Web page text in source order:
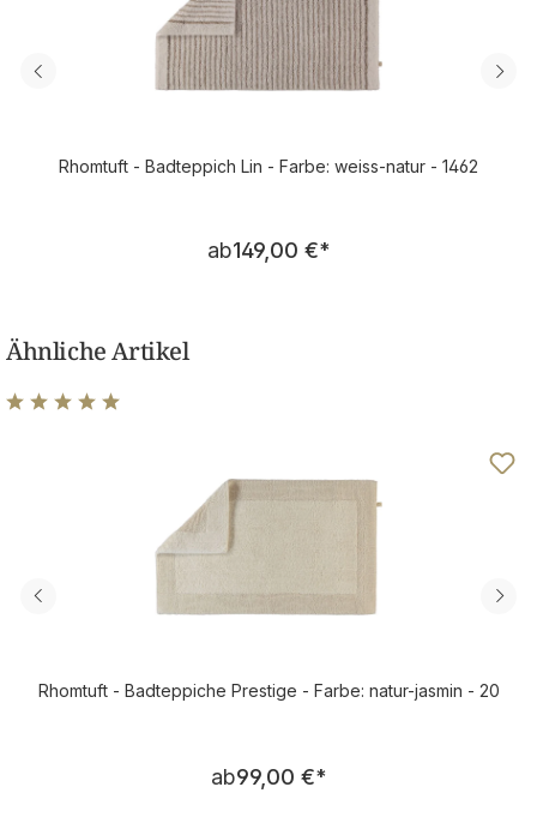
Rhomtuft - Badteppich Lin - Farbe: weiss-natur - 1462
Regulärer Preis:
ab149,00 €*
Ähnliche Artikel
Rhomtuft - Badteppiche Prestige - Farbe: natur-jasmin - 20
Regulärer Preis:
ab99,00 €*